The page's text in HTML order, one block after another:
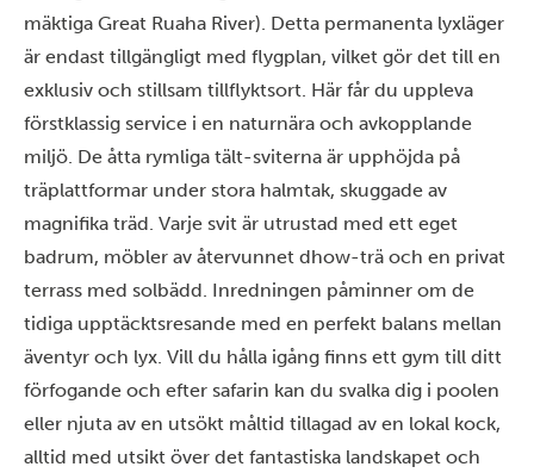
mäktiga Great Ruaha River). Detta permanenta lyxläger
är endast tillgängligt med flygplan, vilket gör det till en
exklusiv och stillsam tillflyktsort. Här får du uppleva
förstklassig service i en naturnära och avkopplande
miljö. De åtta rymliga tält-sviterna är upphöjda på
träplattformar under stora halmtak, skuggade av
magnifika träd. Varje svit är utrustad med ett eget
badrum, möbler av återvunnet dhow-trä och en privat
terrass med solbädd. Inredningen påminner om de
tidiga upptäcktsresande med en perfekt balans mellan
äventyr och lyx. Vill du hålla igång finns ett gym till ditt
förfogande och efter safarin kan du svalka dig i poolen
eller njuta av en utsökt måltid tillagad av en lokal kock,
alltid med utsikt över det fantastiska landskapet och